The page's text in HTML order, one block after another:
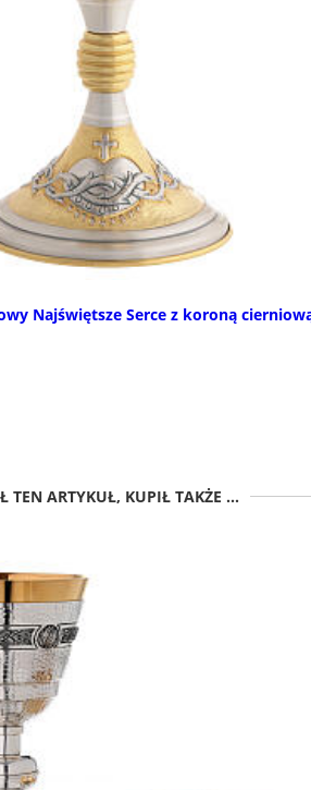
Najświętsze Serce z koroną
TEN ARTYKUŁ, KUPIŁ TAKŻE ...